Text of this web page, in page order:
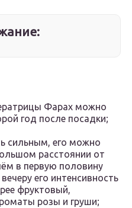
Фарах можно
год после посадки;
сильным, его можно
расстоянии от
в первую половину
его интенсивность
фруктовый,
розы и груши;